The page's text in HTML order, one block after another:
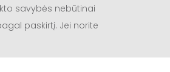
savybės nebūtinai
paskirtį. Jei norite